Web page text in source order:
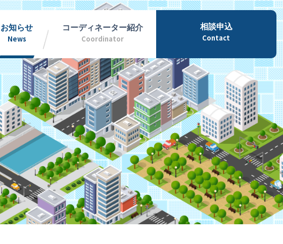
お知らせ
News
コーディネーター紹介
Coordinator
相談申込
Contact